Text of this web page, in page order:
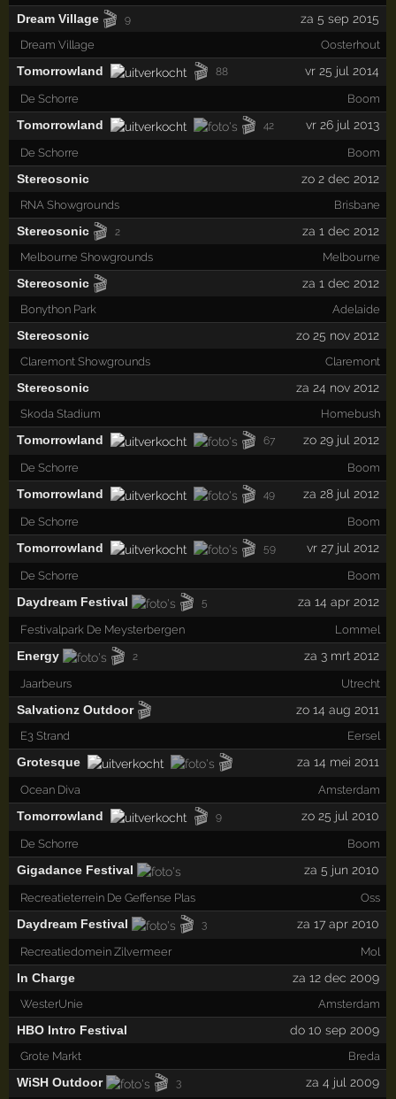
Dream Village 🎬 9 za 5 sep 2015
Dream Village Oosterhout
Tomorrowland 🎬 88 vr 25 jul 2014
De Schorre Boom
Tomorrowland 🎬 42 vr 26 jul 2013
De Schorre Boom
Stereosonic zo 2 dec 2012
RNA Showgrounds Brisbane
Stereosonic 🎬 2 za 1 dec 2012
Melbourne Showgrounds Melbourne
Stereosonic 🎬 za 1 dec 2012
Bonython Park Adelaide
Stereosonic zo 25 nov 2012
Claremont Showgrounds Claremont
Stereosonic za 24 nov 2012
Skoda Stadium Homebush
Tomorrowland 🎬 67 zo 29 jul 2012
De Schorre Boom
Tomorrowland 🎬 49 za 28 jul 2012
De Schorre Boom
Tomorrowland 🎬 59 vr 27 jul 2012
De Schorre Boom
Daydream Festival 🎬 5 za 14 apr 2012
Festivalpark De Meysterbergen Lommel
Energy 🎬 2 za 3 mrt 2012
Jaarbeurs Utrecht
Salvationz Outdoor 🎬 zo 14 aug 2011
E3 Strand Eersel
Grotesque 🎬 za 14 mei 2011
Ocean Diva Amsterdam
Tomorrowland 🎬 9 zo 25 jul 2010
De Schorre Boom
Gigadance Festival za 5 jun 2010
Recreatieterrein De Geffense Plas Oss
Daydream Festival 🎬 3 za 17 apr 2010
Recreatiedomein Zilvermeer Mol
In Charge za 12 dec 2009
WesterUnie Amsterdam
HBO Intro Festival do 10 sep 2009
Grote Markt Breda
WiSH Outdoor 🎬 3 za 4 jul 2009